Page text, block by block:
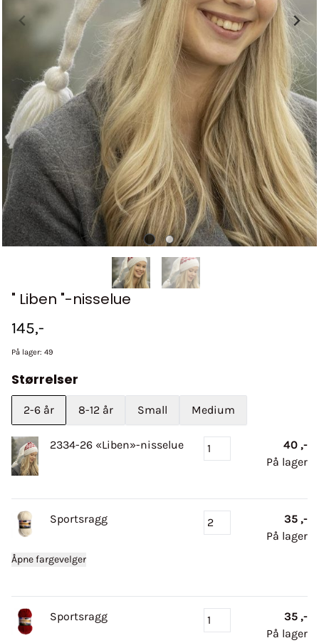
" Liben "-nisselue
145,-
På lager: 49
Størrelser
2-6 år 8-12 år Small Medium
2334-26 «Liben»-nisselue
40 ,-
På lager
Sportsragg
35 ,-
På lager
Åpne fargevelger
Sportsragg
35 ,-
På lager